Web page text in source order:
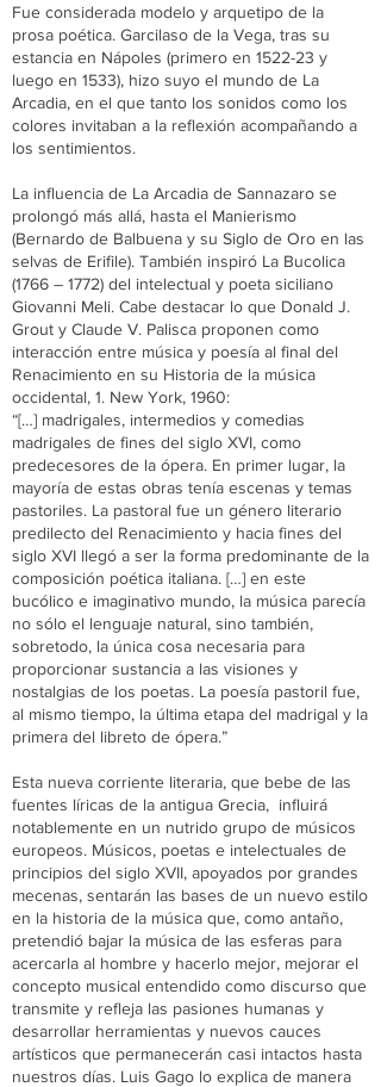
Fue considerada modelo y arquetipo de la
prosa poética. Garcilaso de la Vega, tras su
estancia en Nápoles (primero en 1522-23 y
luego en 1533), hizo suyo el mundo de La
Arcadia, en el que tanto los sonidos como los
colores invitaban a la reflexión acompañando a
los sentimientos.
La influencia de La Arcadia de Sannazaro se
prolongó más allá, hasta el Manierismo
(Bernardo de Balbuena y su Siglo de Oro en las
selvas de Erifile). También inspiró La Bucolica
(1766 – 1772) del intelectual y poeta siciliano
Giovanni Meli. Cabe destacar lo que Donald J.
Grout y Claude V. Palisca proponen como
interacción entre música y poesía al final del
Renacimiento en su Historia de la música
occidental, 1. New York, 1960:
“[…] madrigales, intermedios y comedias
madrigales de fines del siglo XVI, como
predecesores de la ópera. En primer lugar, la
mayoría de estas obras tenía escenas y temas
pastoriles. La pastoral fue un género literario
predilecto del Renacimiento y hacia fines del
siglo XVI llegó a ser la forma predominante de la
composición poética italiana. […] en este
bucólico e imaginativo mundo, la música parecía
no sólo el lenguaje natural, sino también,
sobretodo, la única cosa necesaria para
proporcionar sustancia a las visiones y
nostalgias de los poetas. La poesía pastoril fue,
al mismo tiempo, la última etapa del madrigal y la
primera del libreto de ópera.”
Esta nueva corriente literaria, que bebe de las
fuentes líricas de la antigua Grecia, influirá
notablemente en un nutrido grupo de músicos
europeos. Músicos, poetas e intelectuales de
principios del siglo XVII, apoyados por grandes
mecenas, sentarán las bases de un nuevo estilo
en la historia de la música que, como antaño,
pretendió bajar la música de las esferas para
acercarla al hombre y hacerlo mejor, mejorar el
concepto musical entendido como discurso que
transmite y refleja las pasiones humanas y
desarrollar herramientas y nuevos cauces
artísticos que permanecerán casi intactos hasta
nuestros días. Luis Gago lo explica de manera